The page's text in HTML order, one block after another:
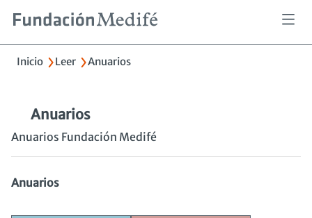
Pasar
principal
Sobrescribir
enlaces
navegación
Inicio Leer Anuarios
Anuarios
Anuarios Fundación Medifé
Anuarios